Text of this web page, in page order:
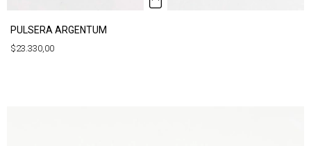
PULSERA ARGENTUM
$23.330,00